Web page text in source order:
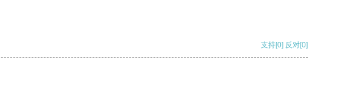
支持[0] 反对[0]